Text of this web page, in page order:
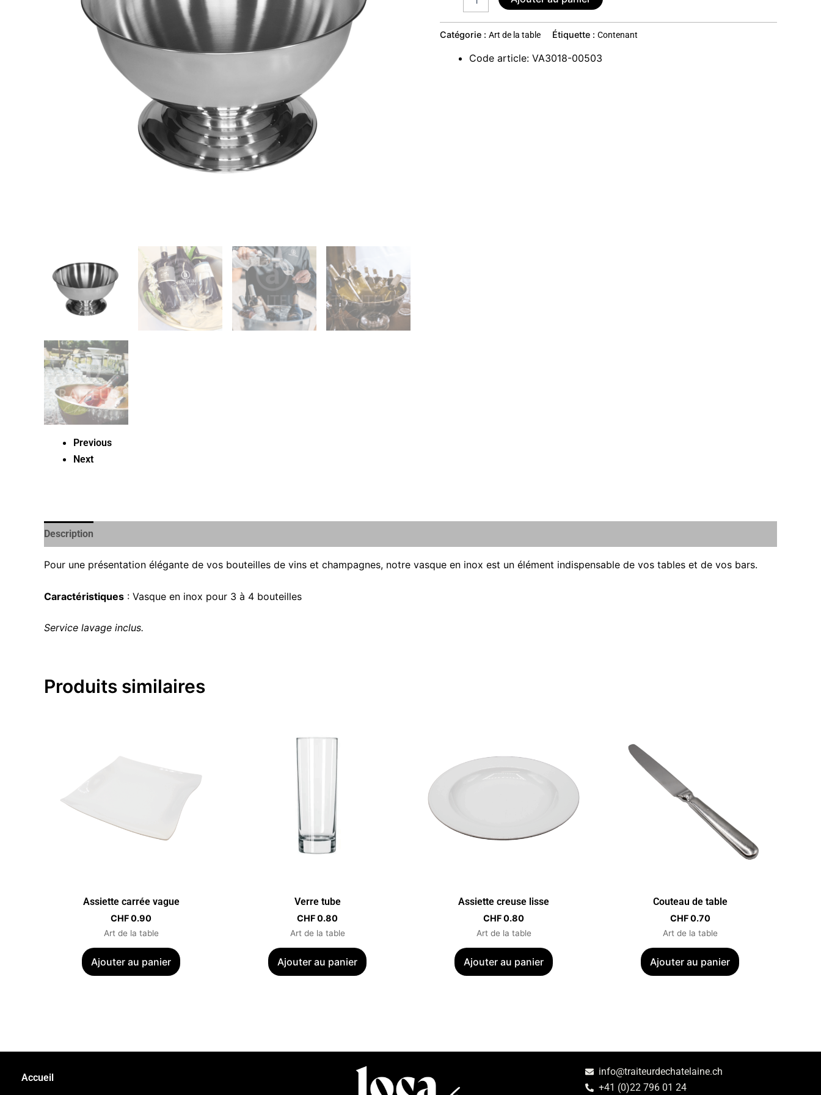
Previous
Next
Catégorie : Art de la table Étiquette : Contenant
Code article: VA3018-00503
Description
Pour une présentation élégante de vos bouteilles de vins et champagnes, notre vasque en inox est un élément indispensable de vos tables et de vos bars.
Caractéristiques : Vasque en inox pour 3 à 4 bouteilles
Service lavage inclus.
Produits similaires
Assiette carrée vague
CHF0.90
Art de la table
Ajouter au panier
Verre tube
CHF0.80
Art de la table
Ajouter au panier
Assiette creuse lisse
CHF0.80
Art de la table
Ajouter au panier
Couteau de table
CHF0.70
Art de la table
Ajouter au panier
Accueil
info@traiteurdechatelaine.ch
+41 (0)22 796 01 24